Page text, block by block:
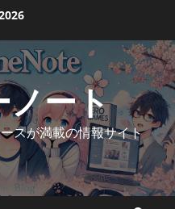
ート
スが満載の情報サイト